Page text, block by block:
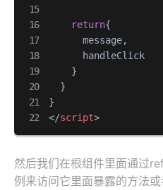
return{
      message,
      handleClick
    }
  }
</script>
然后我们在根组件里面通过
例来访问它里面暴露的方法